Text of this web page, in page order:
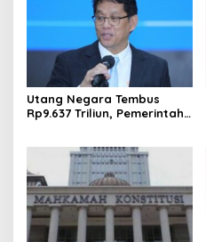
Utang Negara Tembus
Rp9.637 Triliun, Pemerintah